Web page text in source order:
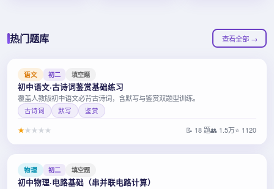
热门题库 查看全部 →
语文 初二 填空题
初中语文·古诗词鉴赏基础练习
覆盖人教版初中语文必背古诗词，含默写与鉴赏双题型训练。
古诗词 默写 鉴赏
★★ ★ ★ ★ 📝 18 题👥 1.5万⭐ 1120
物理 初二 填空题
初中物理·电路基础（串并联电路计算）